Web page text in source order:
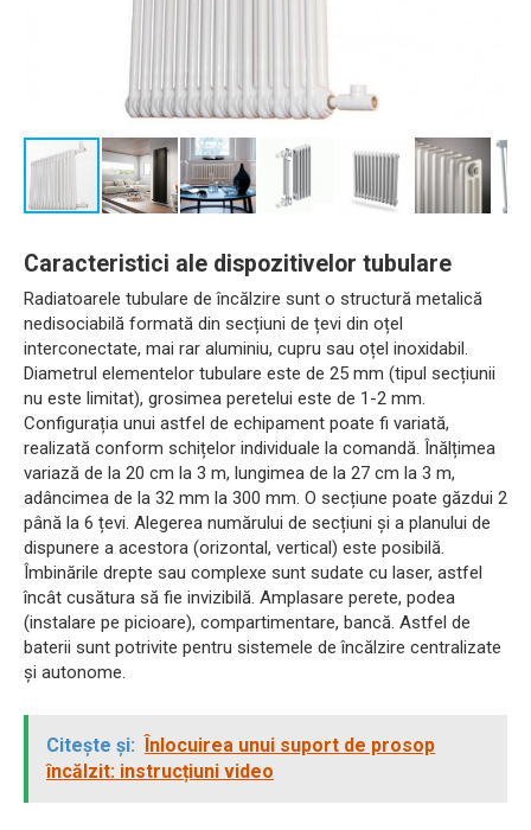
Caracteristici ale dispozitivelor tubulare
Radiatoarele tubulare de încălzire sunt o structură metalică
nedisociabilă formată din secțiuni de țevi din oțel
interconectate, mai rar aluminiu, cupru sau oțel inoxidabil.
Diametrul elementelor tubulare este de 25 mm (tipul secțiunii
nu este limitat), grosimea peretelui este de 1-2 mm.
Configurația unui astfel de echipament poate fi variată,
realizată conform schițelor individuale la comandă. Înălțimea
variază de la 20 cm la 3 m, lungimea de la 27 cm la 3 m,
adâncimea de la 32 mm la 300 mm. O secțiune poate găzdui 2
până la 6 țevi. Alegerea numărului de secțiuni și a planului de
dispunere a acestora (orizontal, vertical) este posibilă.
Îmbinările drepte sau complexe sunt sudate cu laser, astfel
încât cusătura să fie invizibilă. Amplasare perete, podea
(instalare pe picioare), compartimentare, bancă. Astfel de
baterii sunt potrivite pentru sistemele de încălzire centralizate
și autonome.
Citește și:
Înlocuirea unui suport de prosop
încălzit: instrucțiuni video